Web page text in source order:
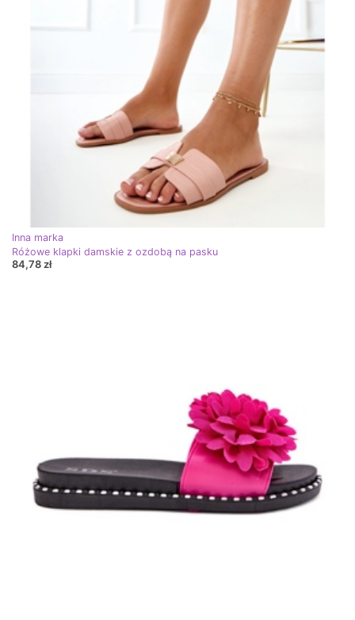
Inna marka
Różowe klapki damskie z ozdobą na pasku
84,78 zł